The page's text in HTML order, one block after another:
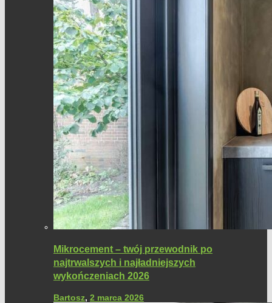
Mikrocement – twój przewodnik po
najtrwalszych i najładniejszych
wykończeniach 2026
Bartosz, 2 marca 2026